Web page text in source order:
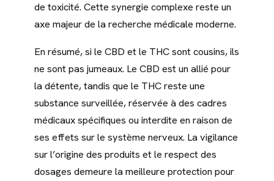
de toxicité. Cette synergie complexe reste un
axe majeur de la recherche médicale moderne.
En résumé, si le CBD et le THC sont cousins, ils
ne sont pas jumeaux. Le CBD est un allié pour
la détente, tandis que le THC reste une
substance surveillée, réservée à des cadres
médicaux spécifiques ou interdite en raison de
ses effets sur le système nerveux. La vigilance
sur l’origine des produits et le respect des
dosages demeure la meilleure protection pour